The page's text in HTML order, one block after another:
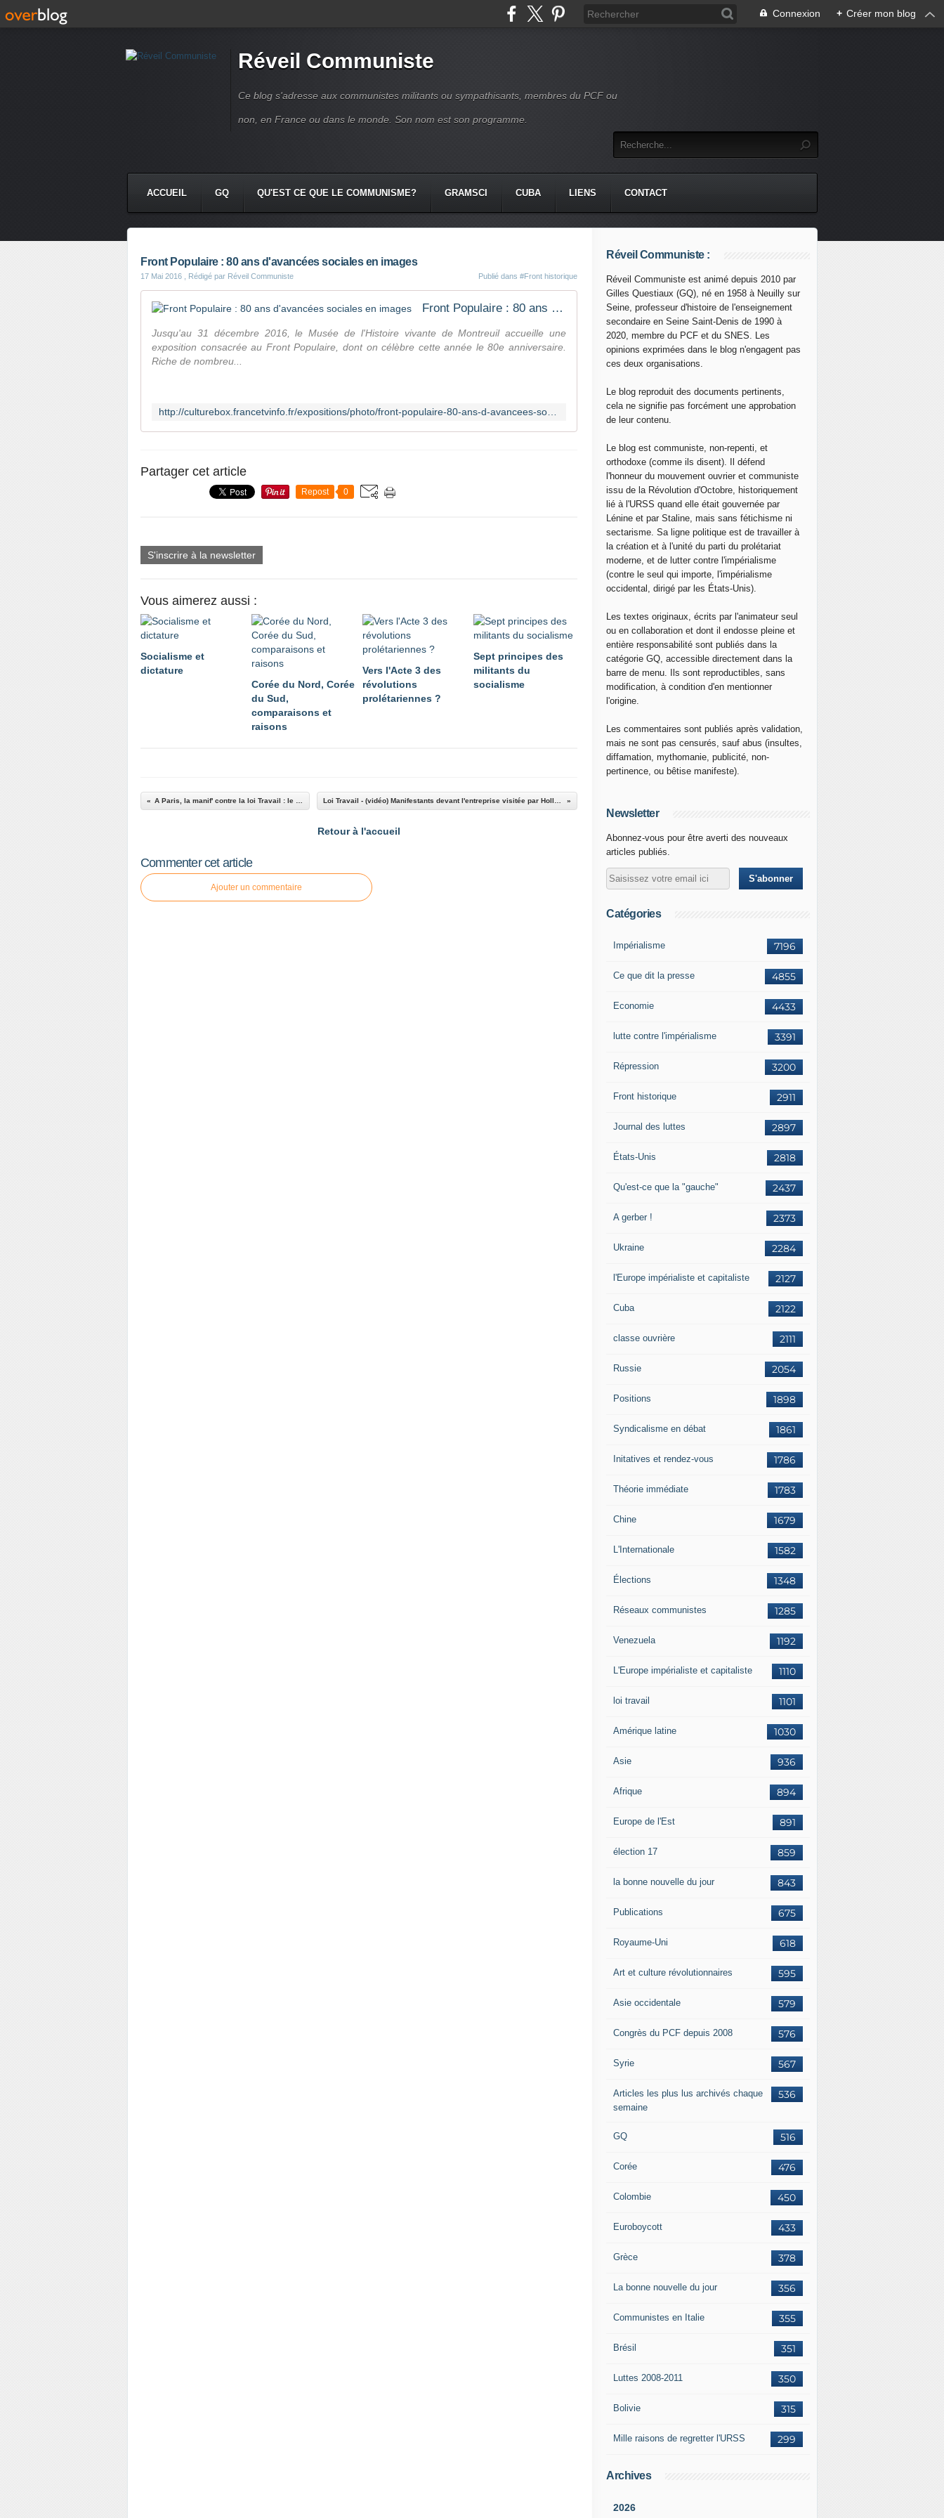
Connexion + Créer mon blog
Réveil Communiste
Ce blog s'adresse aux communistes militants ou sympathisants, membres du PCF ou
non, en France ou dans le monde. Son nom est son programme.
ACCUEIL GQ QU'EST CE QUE LE COMMUNISME? GRAMSCI CUBA LIENS CONTACT
Front Populaire : 80 ans d'avancées sociales en images
17 Mai 2016 , Rédigé par Réveil Communiste Publié dans #Front historique
Front Populaire : 80 ans d'avancées sociales en images
Jusqu'au 31 décembre 2016, le Musée de l'Histoire vivante de Montreuil accueille une
exposition consacrée au Front Populaire, dont on célèbre cette année le 80e anniversaire.
Riche de nombreu...
Partager cet article
Repost 0
S'inscrire à la newsletter
Vous aimerez aussi :
Socialisme et
dictature
Corée du Nord, Corée
du Sud,
comparaisons et
raisons
Vers l'Acte 3 des
révolutions
prolétariennes ?
Sept principes des
militants du
socialisme
Retour à l'accueil
Commenter cet article
Ajouter un commentaire
Réveil Communiste :
Réveil Communiste est animé depuis 2010 par
Gilles Questiaux (GQ), né en 1958 à Neuilly sur
Seine, professeur d'histoire de l'enseignement
secondaire en Seine Saint-Denis de 1990 à
2020, membre du PCF et du SNES. Les
opinions exprimées dans le blog n'engagent pas
ces deux organisations.
Le blog reproduit des documents pertinents,
cela ne signifie pas forcément une approbation
de leur contenu.
Le blog est communiste, non-repenti, et
orthodoxe (comme ils disent). Il défend
l'honneur du mouvement ouvrier et communiste
issu de la Révolution d'Octobre, historiquement
lié à l'URSS quand elle était gouvernée par
Lénine et par Staline, mais sans fétichisme ni
sectarisme. Sa ligne politique est de travailler à
la création et à l'unité du parti du prolétariat
moderne, et de lutter contre l'impérialisme
(contre le seul qui importe, l'impérialisme
occidental, dirigé par les États-Unis).
Les textes originaux, écrits par l'animateur seul
ou en collaboration et dont il endosse pleine et
entière responsabilité sont publiés dans la
catégorie GQ, accessible directement dans la
barre de menu. Ils sont reproductibles, sans
modification, à condition d'en mentionner
l'origine.
Les commentaires sont publiés après validation,
mais ne sont pas censurés, sauf abus (insultes,
diffamation, mythomanie, publicité, non-
pertinence, ou bêtise manifeste).
Newsletter
Abonnez-vous pour être averti des nouveaux
articles publiés.
Catégories
7196
Impérialisme
4855
Ce que dit la presse
4433
Economie
3391
lutte contre l'impérialisme
3200
Répression
2911
Front historique
2897
Journal des luttes
2818
États-Unis
2437
Qu'est-ce que la "gauche"
2373
A gerber !
2284
Ukraine
2127
l'Europe impérialiste et capitaliste
2122
Cuba
2111
classe ouvrière
2054
Russie
1898
Positions
1861
Syndicalisme en débat
1786
Initatives et rendez-vous
1783
Théorie immédiate
1679
Chine
1582
L'Internationale
1348
Élections
1285
Réseaux communistes
1192
Venezuela
1110
L'Europe impérialiste et capitaliste
1101
loi travail
1030
Amérique latine
936
Asie
894
Afrique
891
Europe de l'Est
859
élection 17
843
la bonne nouvelle du jour
675
Publications
618
Royaume-Uni
595
Art et culture révolutionnaires
579
Asie occidentale
576
Congrès du PCF depuis 2008
567
Syrie
536
Articles les plus lus archivés chaque
semaine
516
GQ
476
Corée
450
Colombie
433
Euroboycott
378
Grèce
356
La bonne nouvelle du jour
355
Communistes en Italie
351
Brésil
350
Luttes 2008-2011
315
Bolivie
299
Mille raisons de regretter l'URSS
Archives
2026